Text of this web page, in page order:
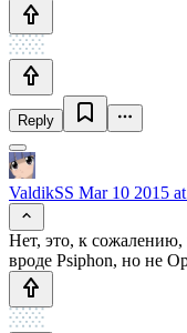
Reply
ValdikSS Mar 10 2015
Нет, это, к сожалению,
вроде Psiphon, но не